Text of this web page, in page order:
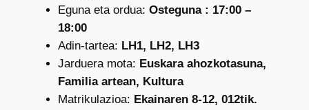
Eguna eta ordua: Osteguna : 17:00 –
18:00
Adin-tartea: LH1, LH2, LH3
Jarduera mota: Euskara ahozkotasuna,
Familia artean, Kultura
Matrikulazioa: Ekainaren 8-12, 012tik.